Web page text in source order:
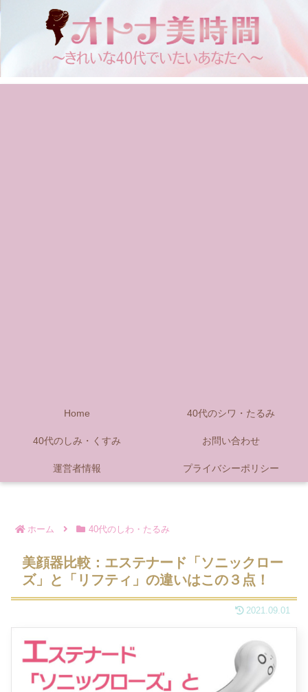
Home 40代のシワ・たるみ
40代のしみ・くすみ お問い合わせ
運営者情報 プライバシーポリシー
ホーム 40代のしわ・たるみ
美顔器比較：エステナード「ソニックロー
ズ」と「リフティ」の違いはこの３点！
2021.09.01